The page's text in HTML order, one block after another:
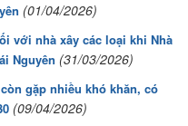
(01/04/2026)
với nhà xây các loại khi Nhà
Nguyên (31/03/2026)
gặp nhiều khó khăn, có
(09/04/2026)